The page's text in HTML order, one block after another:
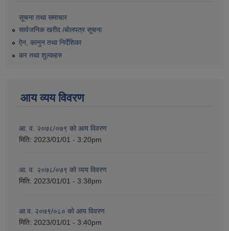
सूचना तथा समाचार
सार्वजनिक खरीद /बोलपत्र सूचना
ऐन, कानुन तथा निर्देशिका
कर तथा शुल्कहरु
आय व्यय विवरण
आ. व. २०७८/०७९ को आय विवरण
मिति: 2023/01/01 - 3:20pm
आ. व. २०७८/०७९ को व्यय विवरण
मिति: 2023/01/01 - 3:38pm
आ.व. २०७९/०८० को आय विवरण
मिति: 2023/01/01 - 3:40pm